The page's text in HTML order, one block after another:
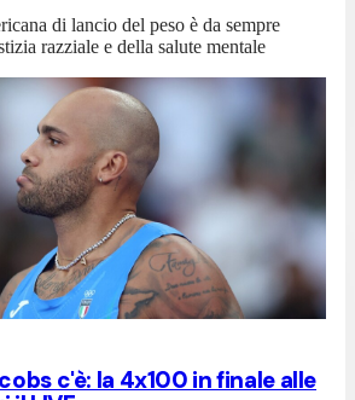
di lancio del peso è da sempre
razziale e della salute mentale
c'è: la 4x100 in finale alle